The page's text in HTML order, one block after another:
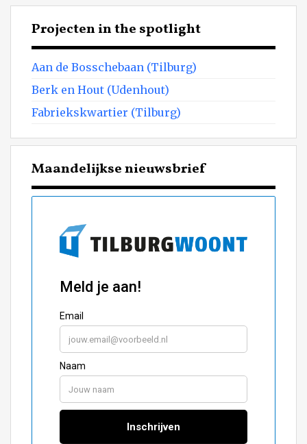
Projecten in the spotlight
Aan de Bosschebaan (Tilburg)
Berk en Hout (Udenhout)
Fabriekskwartier (Tilburg)
Maandelijkse nieuwsbrief